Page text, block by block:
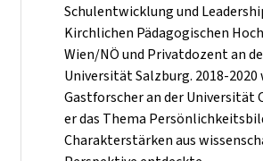
Schulentwicklung und
Kirchlichen Pädagogischen
Wien/NÖ und Privatdozent an
Universität Salzburg. 2018-2020
Gastforscher an der Universität
er das Thema
Charakterstärken aus